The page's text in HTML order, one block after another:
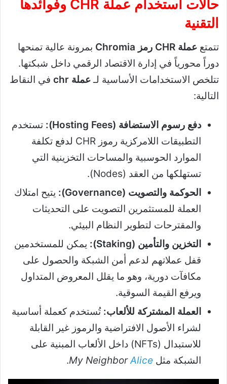
حالات استخدام عملة CHR وفوائدها
التقنية
تتمتع عملة CHR رمز Chromia
بمرونة عالية تمنحها
دوراً محورياً في إدارة الاقتصاد الرقمي داخل شبكتها.
تتلخص الاستخدامات الأساسية لـعملة chr
في النقاط
التالية:
دفع رسوم الاستضافة (Hosting Fees):
تستخدم
التطبيقات اللامركزية رموز CHR لدفع تكلفة
الموارد الحوسبية والمساحات التخزينية التي
تستهلكها من العقد (Nodes).
الحوكمة والتصويت (Governance):
يتيح امتلاك
العملة للمستثمرين التصويت على التحديثات
والمقترحات لتطوير النظام البيئي.
التخزين والتأمين (Staking):
يمكن للمستخدمين
قفل عملاتهم لدعم أمن الشبكة والحصول على
مكافآت دورية، وهو ما يقلل المعروض المتداول
ويرفع القيمة السوقية.
العملة المشتركة للألعاب: تُستخدم كعملة أساسية
لشراء الأصول الافتراضية والرموز غير القابلة
للاستبدال (NFTs) داخل الألعاب المبنية على
الشبكة مثل
My NeighborAlice
.